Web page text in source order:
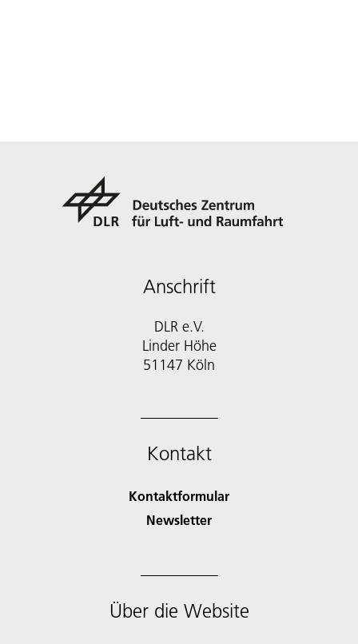
Anschrift
DLR e.V.
Linder Höhe
51147 Köln
Kontakt
Kontaktformular
Newsletter
Über die Website